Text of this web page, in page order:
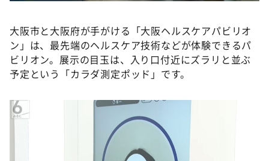
大阪市と大阪府が手がける「大阪ヘルスケアパビリオ
ン」は、最先端のヘルスケア技術などが体験できるパ
ビリオン。展示の目玉は、入り口付近にズラリと並ぶ
予定という「カラダ測定ポッド」です。